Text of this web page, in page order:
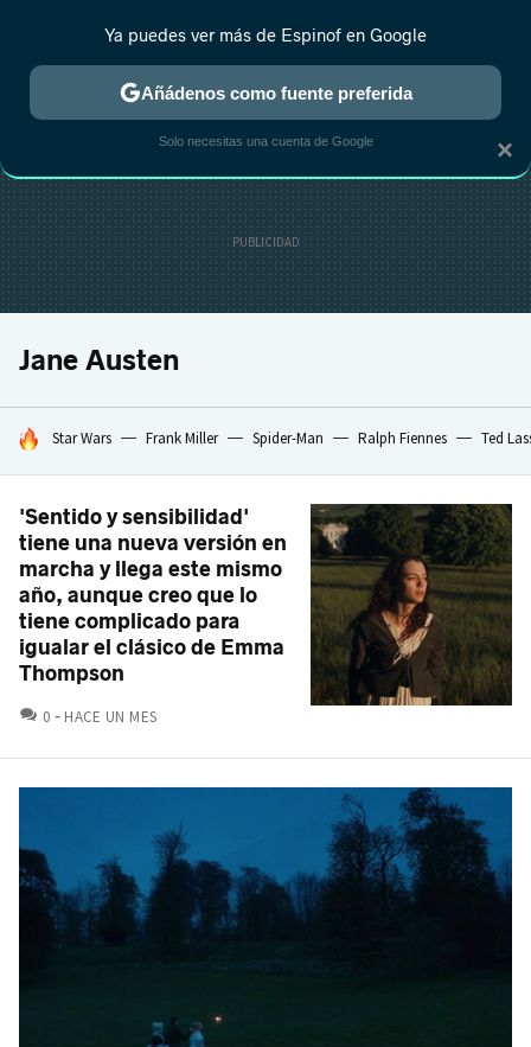
ESTRENOS REALITY ANIME RANKINGS CINE
Jane Austen
HOY SE HABLA DE
Star Wars Frank Miller Spider-Man Ralph Fiennes Ted
'Sentido y sensibilidad'
tiene una nueva versión en
marcha y llega este mismo
año, aunque creo que lo
tiene complicado para
igualar el clásico de Emma
Thompson
0 COMENTARIOS
HACE UN MES
×
Ya puedes ver más de Espinof en Google
Añádenos como fuente preferida
Solo necesitas una cuenta de Google